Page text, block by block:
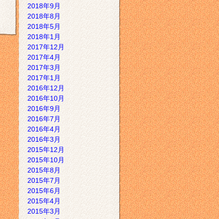
2018年9月
2018年8月
2018年5月
2018年1月
2017年12月
2017年4月
2017年3月
2017年1月
2016年12月
2016年10月
2016年9月
2016年7月
2016年4月
2016年3月
2015年12月
2015年10月
2015年8月
2015年7月
2015年6月
2015年4月
2015年3月